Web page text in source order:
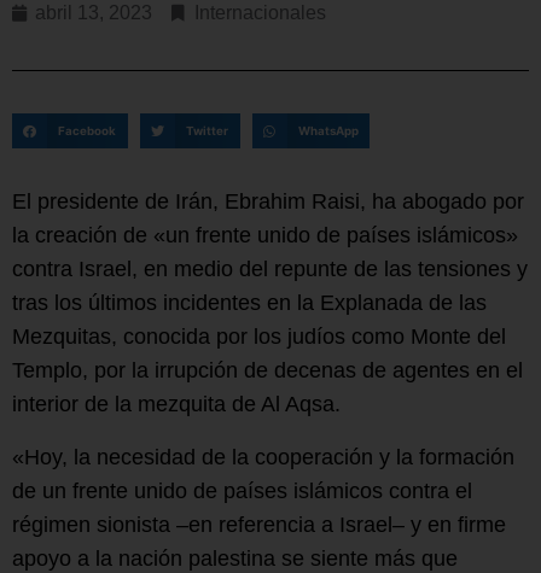
abril 13, 2023 Internacionales
Facebook Twitter WhatsApp
El presidente de Irán, Ebrahim Raisi, ha abogado por
la creación de «un frente unido de países islámicos»
contra Israel, en medio del repunte de las tensiones y
tras los últimos incidentes en la Explanada de las
Mezquitas, conocida por los judíos como Monte del
Templo, por la irrupción de decenas de agentes en el
interior de la mezquita de Al Aqsa.
«Hoy, la necesidad de la cooperación y la formación
de un frente unido de países islámicos contra el
régimen sionista –en referencia a Israel– y en firme
apoyo a la nación palestina se siente más que